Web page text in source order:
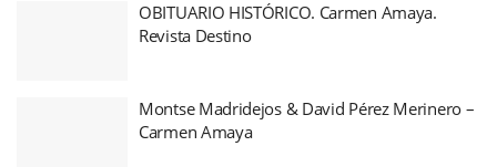
OBITUARIO HISTÓRICO. Carmen Amaya.
Revista Destino
Montse Madridejos & David Pérez Merinero –
Carmen Amaya